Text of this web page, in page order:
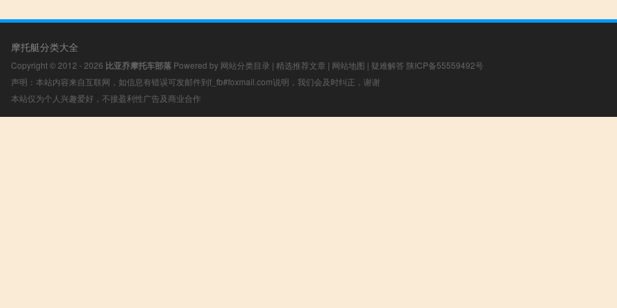
摩托艇分类大全
Copyright © 2012 - 2026 比亚乔摩托车部落 Powered by 网站分类目录 | 精选推荐文章 | 网站地图 | 疑难解答 陕ICP备55559492号
声明：本站内容来自互联网，如信息有错误可发邮件到f_fb#foxmail.com说明，我们会及时纠正，谢谢
本站仅为个人兴趣爱好，不接盈利性广告及商业合作